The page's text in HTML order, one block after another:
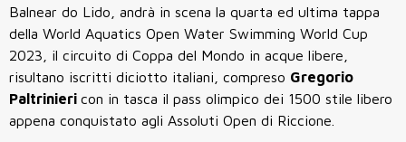
Balnear do Lido, andrà in scena la quarta ed ultima tappa
della World Aquatics Open Water Swimming World Cup
2023, il circuito di Coppa del Mondo in acque libere,
risultano iscritti diciotto italiani, compreso Gregorio
Paltrinieri con in tasca il pass olimpico dei 1500 stile libero
appena conquistato agli Assoluti Open di Riccione.